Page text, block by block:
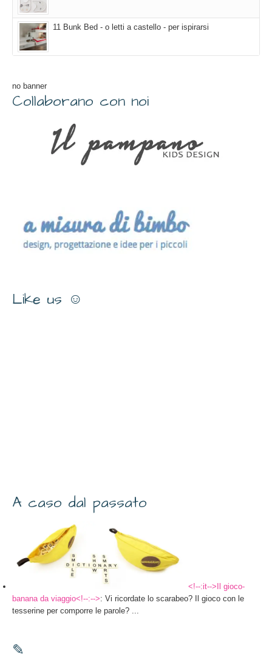
11 Bunk Bed - o letti a castello - per ispirarsi
no banner
Collaborano con noi
Like us ☺
A caso dal passato
<!--:it-->Il gioco-
banana da viaggio<!--:-->: Vi ricordate lo scarabeo? Il gioco con le
tesserine per comporre le parole? ...
✎